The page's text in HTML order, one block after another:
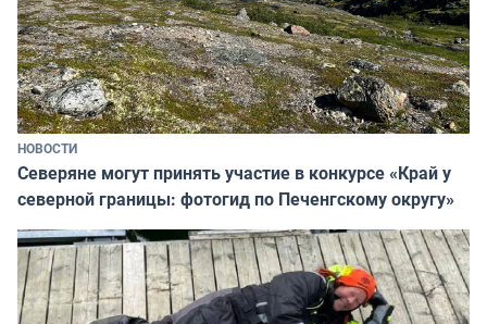
НОВОСТИ
Северяне могут принять участие в конкурсе «Край у
северной границы: фотогид по Печенгскому округу»